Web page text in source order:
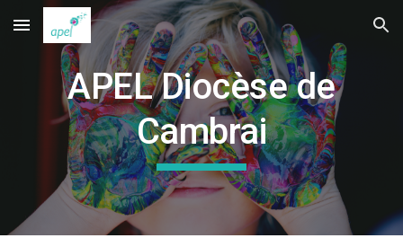
Skip to main content Skip to navigation
APEL Diocèse de
Cambrai